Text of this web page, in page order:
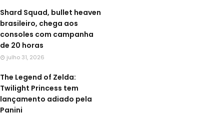
Shard Squad, bullet heaven
brasileiro, chega aos
consoles com campanha
de 20 horas
julho 31, 2026
The Legend of Zelda:
Twilight Princess tem
lançamento adiado pela
Panini